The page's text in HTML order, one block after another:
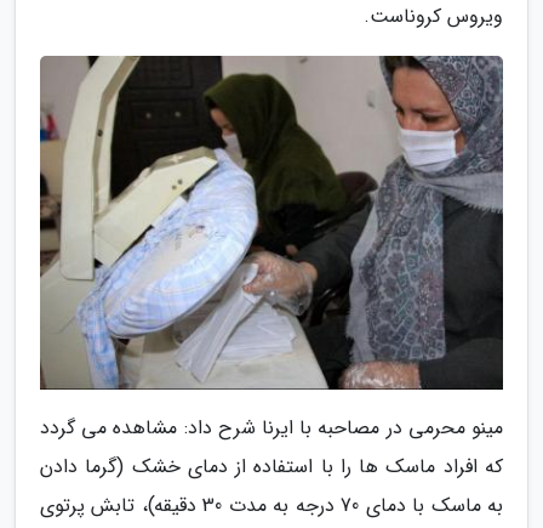
ویروس کروناست.
مینو محرمی در مصاحبه با ایرنا شرح داد: مشاهده می گردد
که افراد ماسک ها را با استفاده از دمای خشک (گرما دادن
به ماسک با دمای 70 درجه به مدت 30 دقیقه)، تابش پرتوی